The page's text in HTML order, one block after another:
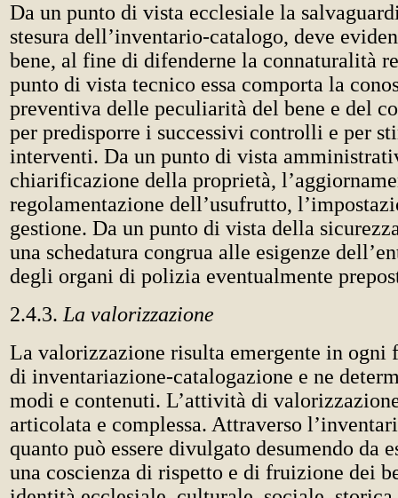
Da un punto di vista ecclesiale la
stesura dell’inventario-catalogo, deve
bene, al fine di difenderne la connaturalità
punto di vista tecnico essa comporta la
preventiva delle peculiarità del bene e del
per predisporre i successivi controlli e per
interventi. Da un punto di vista
chiarificazione della proprietà,
regolamentazione dell’usufrutto,
gestione. Da un punto di vista della
una schedatura congrua alle esigenze
degli organi di polizia eventualmente
2.4.3. La valorizzazione
La valorizzazione risulta emergente in ogni
di inventariazione-catalogazione e ne
modi e contenuti. L’attività di
articolata e complessa. Attraverso
quanto può essere divulgato desumendo da
una coscienza di rispetto e di fruizione dei